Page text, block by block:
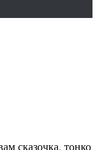
сказочка, тонко